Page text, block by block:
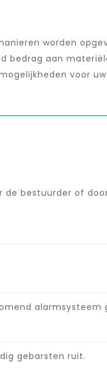
worden
bedrag aan
voor
de bestuurder of
alarmsysteem
gebarsten ruit.